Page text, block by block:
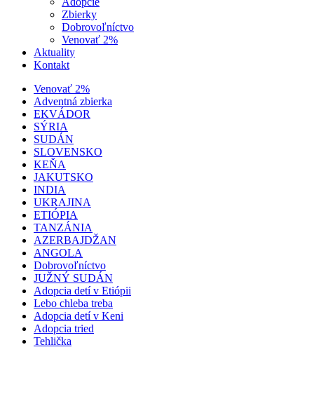
Zbierky
Dobrovoľníctvo
Venovať 2%
Aktuality
Kontakt
Venovať 2%
Adventná zbierka
EKVÁDOR
SÝRIA
SUDÁN
SLOVENSKO
KEŇA
JAKUTSKO
INDIA
UKRAJINA
ETIÓPIA
TANZÁNIA
AZERBAJDŽAN
ANGOLA
Dobrovoľníctvo
JUŽNÝ SUDÁN
Adopcia detí v Etiópii
Lebo chleba treba
Adopcia detí v Keni
Adopcia tried
Tehlička